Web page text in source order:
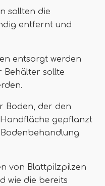
sollten die
entfernt und
entsorgt werden
Behälter sollte
Boden, der den
gepflanzt
von Blattpilzpilzen
wie die bereits